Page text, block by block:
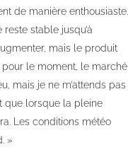
de manière enthousiaste.
stable jusqu’à
mais le produit
le moment, le marché
mais je ne m’attends pas
que lorsque la pleine
Les conditions météo
»